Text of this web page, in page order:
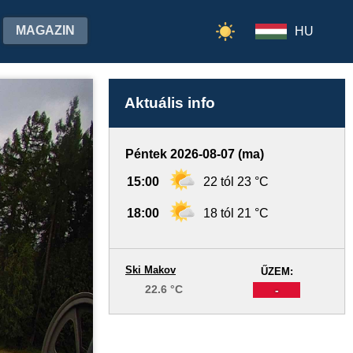
MAGAZIN HU
Aktuális info
Péntek 2026-08-07 (ma)
15:00 22 tól 23 °C
18:00 18 tól 21 °C
ŰZEM:
-
Ski Makov
22.6 °C